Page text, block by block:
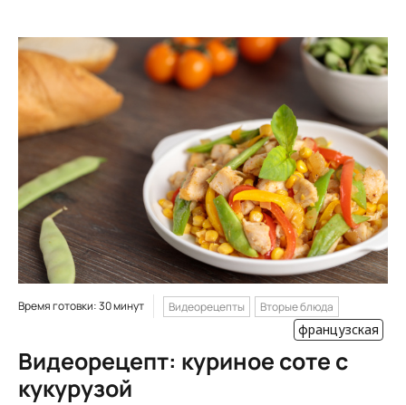
Время готовки: 30 минут Видеорецепты Вторые блюда
французская
Видеорецепт: куриное соте с
кукурузой